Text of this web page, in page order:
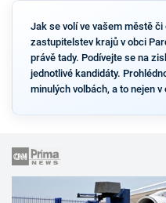
Jak se volí ve vašem městě či
zastupitelstev krajů v obci
právě tady. Podívejte se na
jednotlivé kandidáty.
minulých volbách, a to nejen v